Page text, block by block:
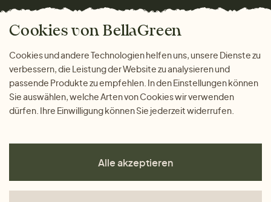
Bella Green Magazin
Geschenke
Warum bei uns einkaufen
ZAHLUNGSMÖGLICHKEITEN
Cookies von BellaGreen
Cookies und andere Technologien helfen uns, unsere Dienste zu
verbessern, die Leistung der Website zu analysieren und
passende Produkte zu empfehlen. In den Einstellungen können
Sie auswählen, welche Arten von Cookies wir verwenden
dürfen. Ihre Einwilligung können Sie jederzeit widerrufen.
Alle akzeptieren